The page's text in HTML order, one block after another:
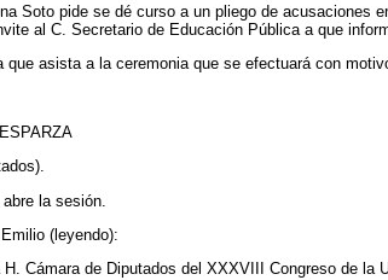
Soto pide se dé curso a un pliego de
al C. Secretario de Educación Pública a que
que asista a la ceremonia que se efectuará con
la sesión.
(leyendo):
Cámara de Diputados del XXXVIII Congreso de